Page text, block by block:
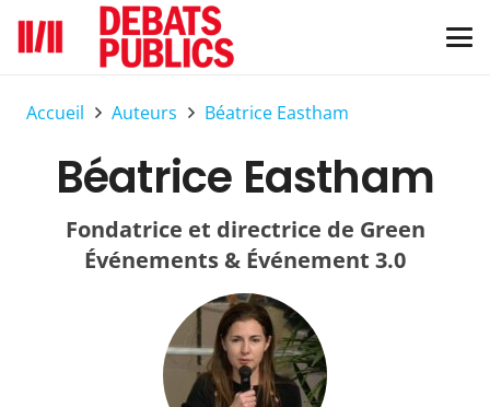
Accueil Auteurs Béatrice Eastham
Béatrice Eastham
Fondatrice et directrice de Green
Événements & Événement 3.0